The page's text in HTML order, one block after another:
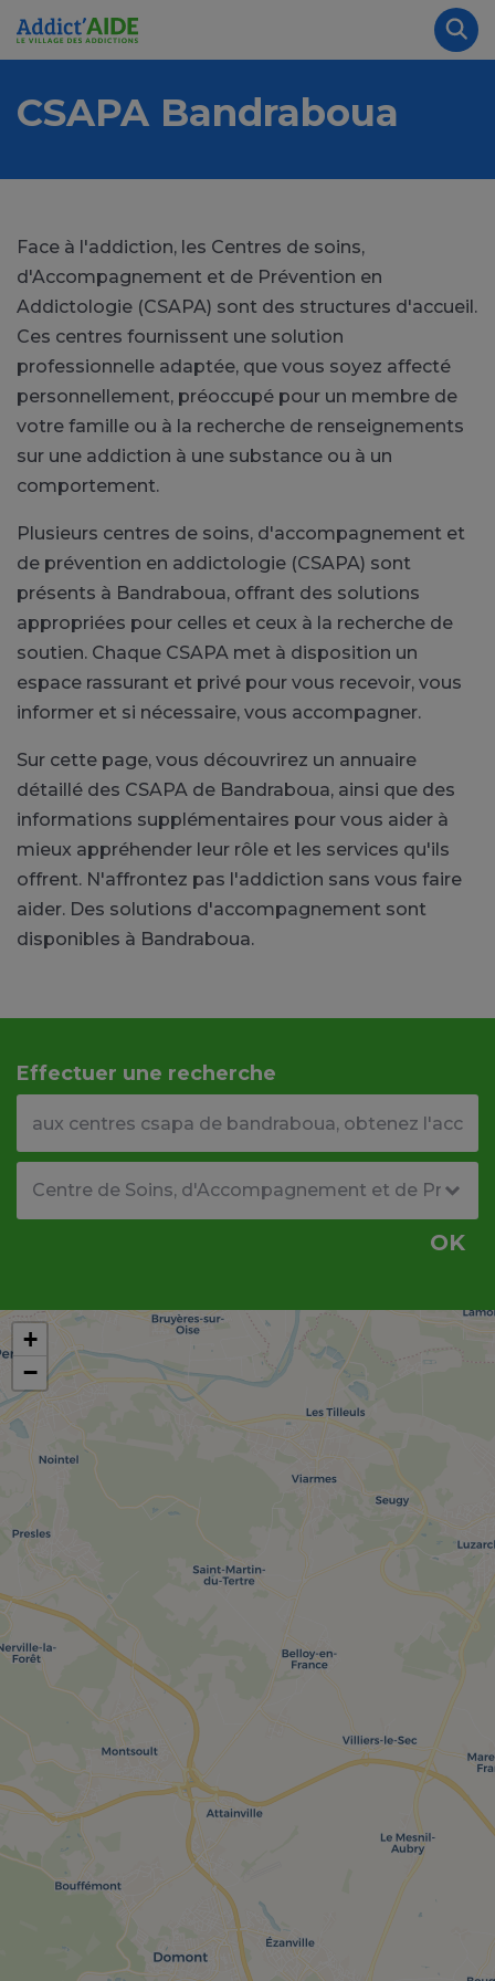
Aller au contenu principal
CSAPA Bandraboua
Face à l'addiction, les Centres de soins,
d'Accompagnement et de Prévention en
Addictologie (CSAPA) sont des structures d'accueil.
Ces centres fournissent une solution
professionnelle adaptée, que vous soyez affecté
personnellement, préoccupé pour un membre de
votre famille ou à la recherche de renseignements
sur une addiction à une substance ou à un
comportement.
Plusieurs centres de soins, d'accompagnement et
de prévention en addictologie (CSAPA) sont
présents à Bandraboua, offrant des solutions
appropriées pour celles et ceux à la recherche de
soutien. Chaque CSAPA met à disposition un
espace rassurant et privé pour vous recevoir, vous
informer et si nécessaire, vous accompagner.
Sur cette page, vous découvrirez un annuaire
détaillé des CSAPA de Bandraboua, ainsi que des
informations supplémentaires pour vous aider à
mieux appréhender leur rôle et les services qu'ils
offrent. N'affrontez pas l'addiction sans vous faire
aider. Des solutions d'accompagnement sont
disponibles à Bandraboua.
Effectuer une recherche
OK
+
−
Panneau de gestion des cookies